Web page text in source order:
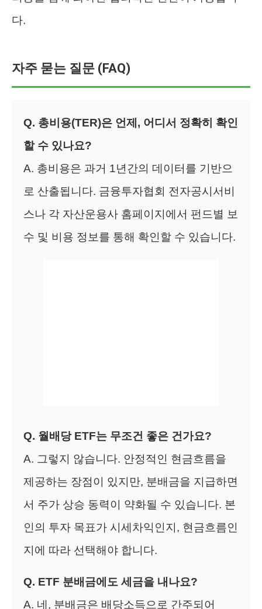
다.
자주 묻는 질문 (FAQ)
Q. 총비용(TER)은 언제, 어디서 정확히 확인
할 수 있나요?
A. 총비용은 과거 1년간의 데이터를 기반으
로 산출됩니다. 금융투자협회 전자공시서비
스나 각 자산운용사 홈페이지에서 펀드별 보
수 및 비용 정보를 통해 확인할 수 있습니다.
Q. 월배당 ETF는 무조건 좋은 건가요?
A. 그렇지 않습니다. 안정적인 현금흐름을
제공하는 장점이 있지만, 분배금을 지급하면
서 주가 상승 동력이 약화될 수 있습니다. 본
인의 투자 목표가 시세차익인지, 현금흐름인
지에 따라 선택해야 합니다.
Q. ETF 분배금에도 세금을 내나요?
A. 네, 분배금은 배당소득으로 간주되어